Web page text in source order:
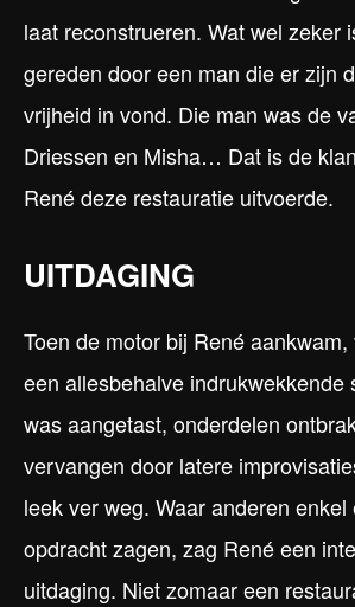
laat reconstrueren. Wat wel zeker
gereden door een man die er zijn
vrijheid in vond. Die man was de
Driessen en Misha… Dat is de
René deze restauratie uitvoerde.
UITDAGING
Toen de motor bij René
een allesbehalve indrukwekkende
was aangetast, onderdelen
vervangen door latere
leek ver weg. Waar anderen enkel
opdracht zagen, zag René een
uitdaging. Niet zomaar een